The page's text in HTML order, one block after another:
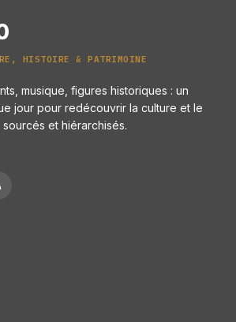
HISTOIRE & PATRIMOINE
musique, figures historiques : un
jour pour redécouvrir la culture et le
et hiérarchisés.